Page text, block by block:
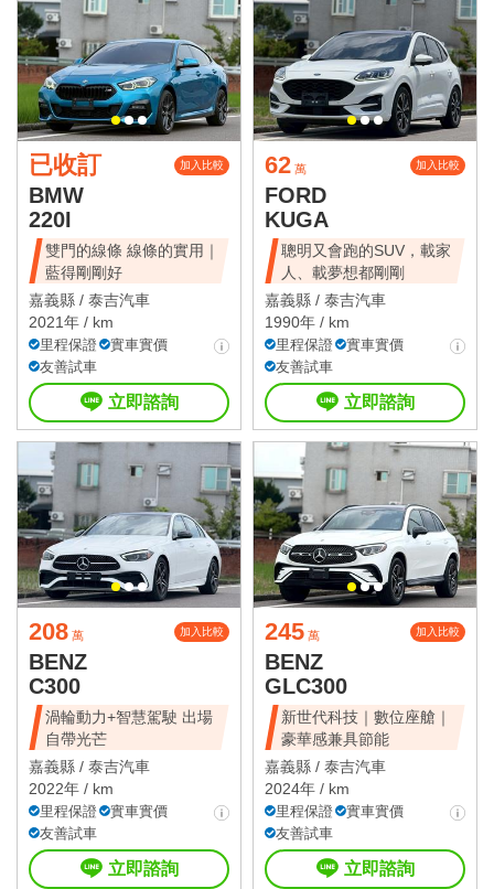
已收訂 加入比較
BMW
220I
雙門的線條 線條的實用｜
藍得剛剛好
嘉義縣 / 泰吉汽車
2021年 / km
里程保證
實車實價
友善試車
立即諮詢
62 萬 加入比較
FORD
KUGA
聰明又會跑的SUV，載家
人、載夢想都剛剛
嘉義縣 / 泰吉汽車
1990年 / km
里程保證
實車實價
友善試車
立即諮詢
208 萬 加入比較
BENZ
C300
渦輪動力+智慧駕駛 出場
自帶光芒
嘉義縣 / 泰吉汽車
2022年 / km
里程保證
實車實價
友善試車
立即諮詢
245 萬 加入比較
BENZ
GLC300
新世代科技｜數位座艙｜
豪華感兼具節能
嘉義縣 / 泰吉汽車
2024年 / km
里程保證
實車實價
友善試車
立即諮詢